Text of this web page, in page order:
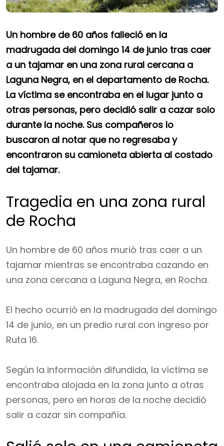
Un hombre de 60 años falleció en la
madrugada del domingo 14 de junio tras caer
a un tajamar en una zona rural cercana a
Laguna Negra, en el departamento de Rocha.
La víctima se encontraba en el lugar junto a
otras personas, pero decidió salir a cazar solo
durante la noche. Sus compañeros lo
buscaron al notar que no regresaba y
encontraron su camioneta abierta al costado
del tajamar.
Tragedia en una zona rural
de Rocha
Un hombre de 60 años murió tras caer a un
tajamar mientras se encontraba cazando en
una zona cercana a Laguna Negra, en Rocha.
El hecho ocurrió en la madrugada del domingo
14 de junio, en un predio rural con ingreso por
Ruta 16.
Según la información difundida, la víctima se
encontraba alojada en la zona junto a otras
personas, pero en horas de la noche decidió
salir a cazar sin compañía.